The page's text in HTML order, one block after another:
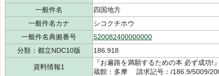
一般件名
四国地方
一般件名カナ
シコクチホウ
一般件名典拠番号
520082400000000
分類：都立NDC10版
186.918
資料情報1
『お遍路を満願するための本 必ず成
蔵館：多摩 請求記号：/186.9/5009/